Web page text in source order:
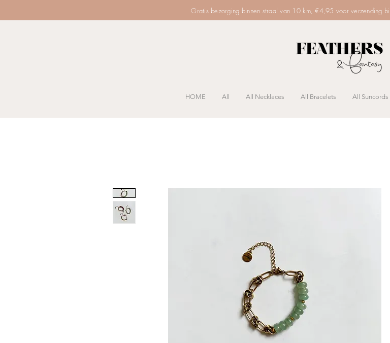
Gratis bezorging binnen straal van 10 km, €4,95 voor verzending
HOME All All Necklaces All Bracelets All Suncords